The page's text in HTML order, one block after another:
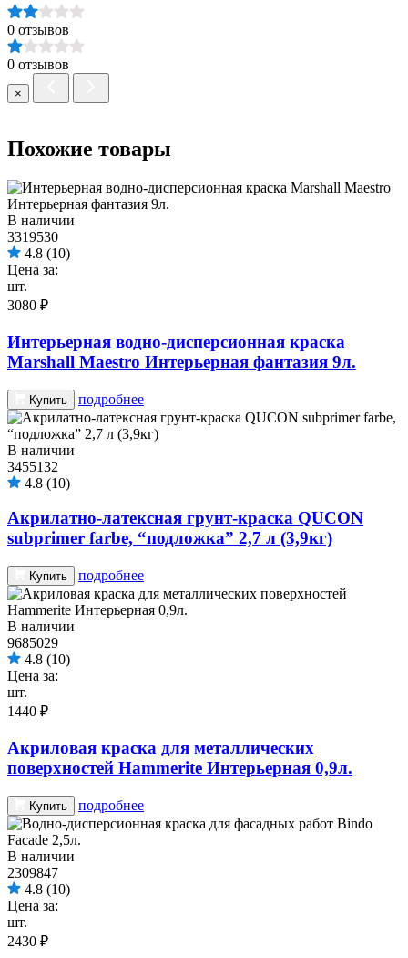
0 отзывов
0 отзывов
×
Похожие товары
В наличии
3319530
4.8 (10)
Цена за:
шт.
3080 ₽
Интерьерная водно-дисперсионная краска
Marshall Maestro Интерьерная фантазия 9л.
Купить подробнее
В наличии
3455132
4.8 (10)
Акрилатно-латексная грунт-краска QUCON
subprimer farbe, “подложка” 2,7 л (3,9кг)
Купить подробнее
В наличии
9685029
4.8 (10)
Цена за:
шт.
1440 ₽
Акриловая краска для металлических
поверхностей Hammerite Интерьерная 0,9л.
Купить подробнее
В наличии
2309847
4.8 (10)
Цена за:
шт.
2430 ₽